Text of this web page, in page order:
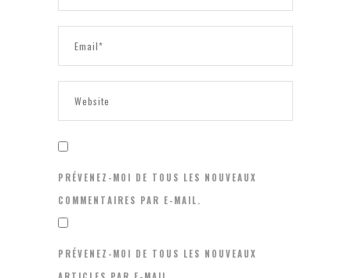
PRÉVENEZ-MOI DE TOUS LES NOUVEAUX
COMMENTAIRES PAR E-MAIL.
PRÉVENEZ-MOI DE TOUS LES NOUVEAUX